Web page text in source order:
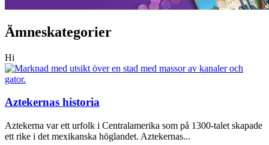
Ämneskategorier
Hi
Aztekernas historia
Aztekerna var ett urfolk i Centralamerika som på 1300-talet skapade
ett rike i det mexikanska höglandet. Aztekernas...